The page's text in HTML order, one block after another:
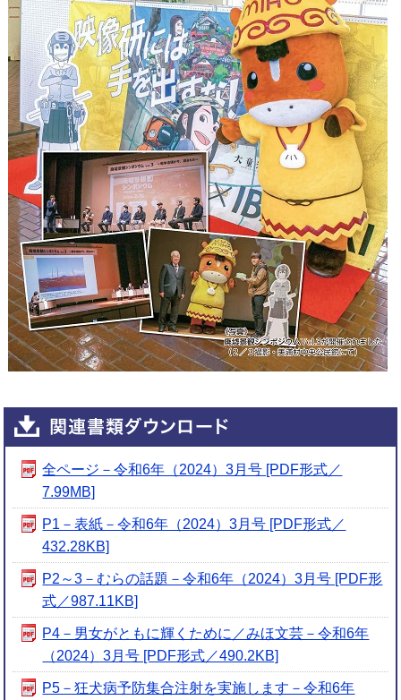
全ページ－令和6年（2024）3月号 [PDF形式／
7.99MB]
P1－表紙－令和6年（2024）3月号 [PDF形式／
432.28KB]
P2～3－むらの話題－令和6年（2024）3月号 [PDF形
式／987.11KB]
P4－男女がともに輝くために／みほ文芸－令和6年
（2024）3月号 [PDF形式／490.2KB]
P5－狂犬病予防集合注射を実施します－令和6年